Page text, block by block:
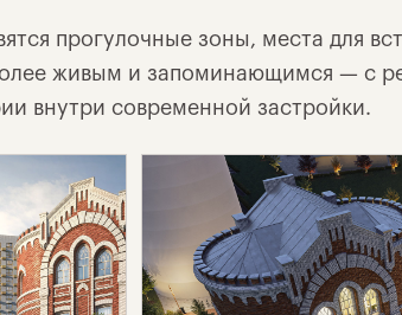
прогулочные зоны, места для
живым и запоминающимся — с
внутри современной застройки.